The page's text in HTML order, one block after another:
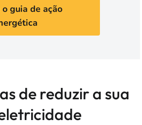
guia de ação
de reduzir a sua